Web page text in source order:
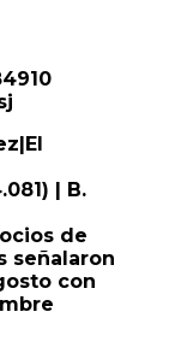
| B.
de
señalaron
con